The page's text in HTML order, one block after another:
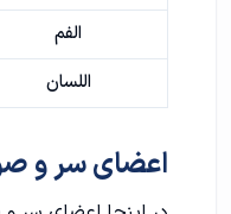
الفم
اللسان
اعضای سر و